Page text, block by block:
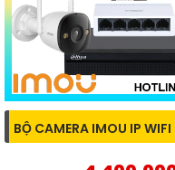
BỘ CAMERA IMOU IP WIFI